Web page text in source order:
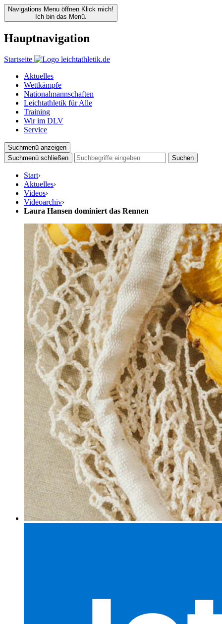
Navigations Menu öffnen Klick mich!
Ich bin das Menü.
Hauptnavigation
Startseite
Aktuelles
Wettkämpfe
Nationalmannschaften
Leichtathletik für Alle
Training
Wir im DLV
Service
Suchmenü anzeigen
Suchmenü schließen
Suchen
Start›
Aktuelles›
Videos›
Videoarchiv›
Laura Hansen dominiert das Rennen